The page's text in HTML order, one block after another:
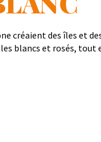
créaient des îles et
blancs et rosés, tout